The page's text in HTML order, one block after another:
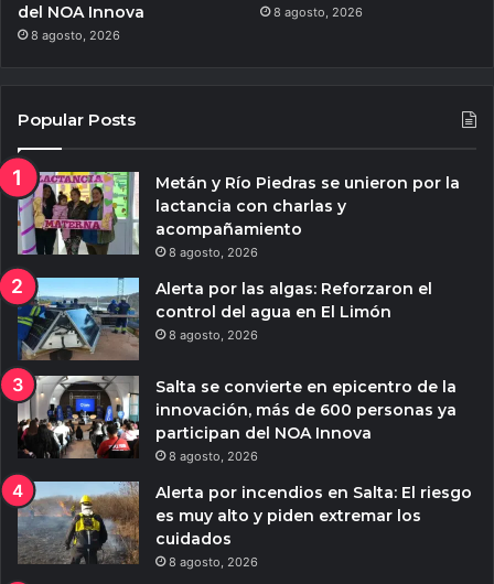
del NOA Innova
8 agosto, 2026
8 agosto, 2026
Popular Posts
Metán y Río Piedras se unieron por la
lactancia con charlas y
acompañamiento
8 agosto, 2026
Alerta por las algas: Reforzaron el
control del agua en El Limón
8 agosto, 2026
Salta se convierte en epicentro de la
innovación, más de 600 personas ya
participan del NOA Innova
8 agosto, 2026
Alerta por incendios en Salta: El riesgo
es muy alto y piden extremar los
cuidados
8 agosto, 2026